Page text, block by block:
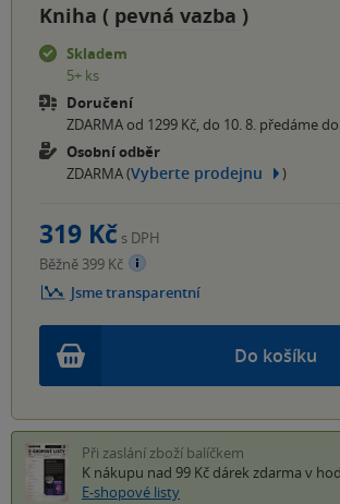
Kniha ( pevná vazba )
Skladem
5+ ks
Doručení
ZDARMA od 1299 Kč, do 10. 8. předáme
Osobní odběr
ZDARMA (Vyberte prodejnu )
Do košíku
319 Kč s DPH
Běžně 399 Kč
Jsme transparentní
Při zaslání zboží balíčkem
K nákupu nad 99 Kč dárek zdarma v
E-shopové listy